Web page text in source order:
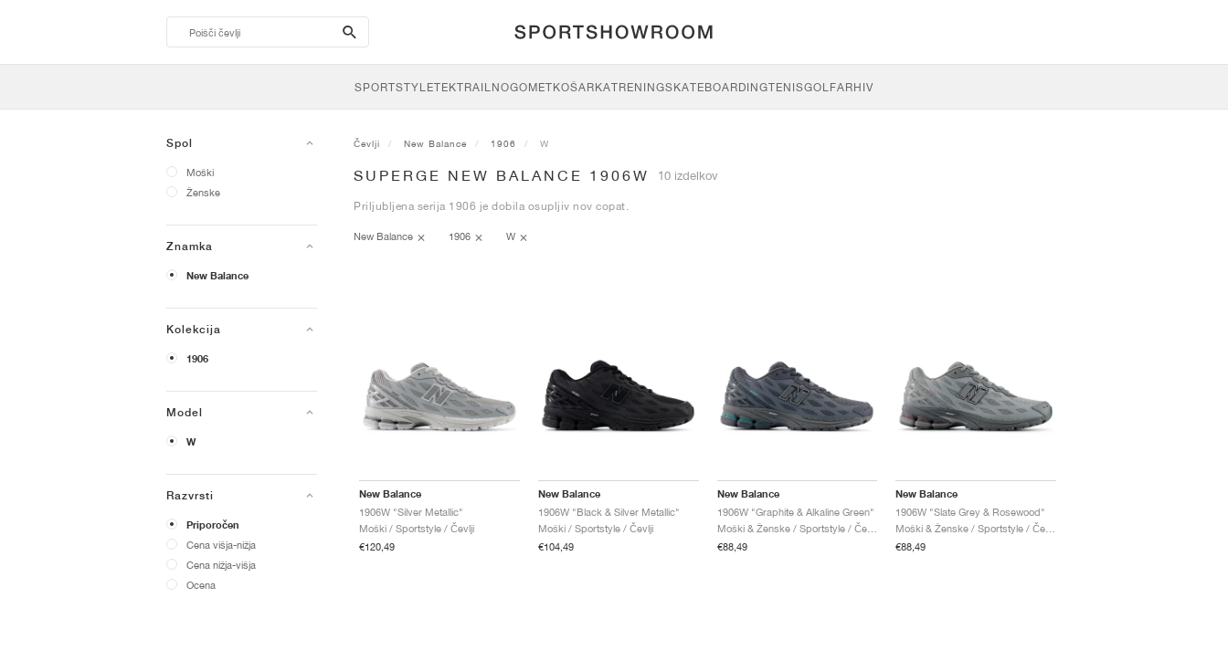
search-
btn
SPORTSTYLETEKTRAILNOGOMETKOŠARKATRENINGSKATEBOARDINGTENISGOLFARHIV
Spol
Moški
Ženske
Znamka
New Balance
Kolekcija
1906
Model
W
Razvrsti
Priporočen
Cena višja-nižja
Cena nižja-višja
Ocena
Čevlji New Balance 1906 W
SUPERGE NEW BALANCE 1906W 10 izdelkov
Priljubljena serija 1906 je dobila osupljiv nov copat.
New Balance 1906 W
New Balance
1906W "Silver Metallic"
Moški / Sportstyle / Čevlji
€120,49
New Balance
1906W "Black & Silver Metallic"
Moški / Sportstyle / Čevlji
€104,49
New Balance
1906W "Graphite & Alkaline Green"
Moški & Ženske / Sportstyle / Čevlji
€88,49
New Balance
1906W "Slate Grey & Rosewood"
€88,49